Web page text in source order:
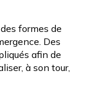
formes de
Des
afin de
à son tour,